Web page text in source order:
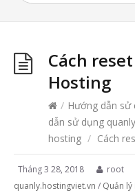
Cách
Hosting
/ Hướng dẫn sử
dẫn sử dụng
hosting / Cách
Tháng 3 28, 2018 root
quanly.hostingviet.vn / Quản